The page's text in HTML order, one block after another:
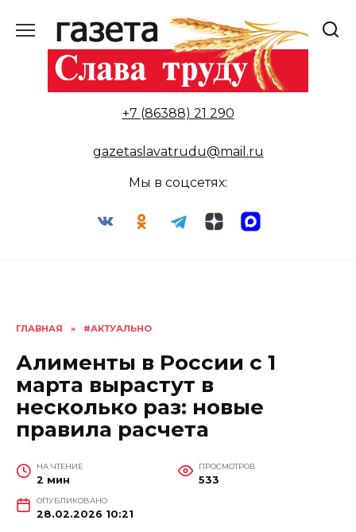
содержанию
+7 (86388) 21 290
gazetaslavatrudu@mail.ru
Мы в соцсетях:
ГЛАВНАЯ » #АКТУАЛЬНО
Алименты в России с 1
марта вырастут в
несколько раз: новые
правила расчета
НА ЧТЕНИЕ
2 мин
ПРОСМОТРОВ
533
ОПУБЛИКОВАНО
28.02.2026 10:21